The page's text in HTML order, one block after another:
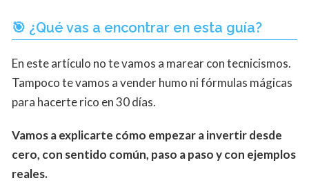
🎯 ¿Qué vas a encontrar en esta guía?
En este artículo no te vamos a marear con tecnicismos.
Tampoco te vamos a vender humo ni fórmulas mágicas
para hacerte rico en 30 días.
Vamos a explicarte cómo empezar a invertir desde
cero, con sentido común, paso a paso y con ejemplos
reales.